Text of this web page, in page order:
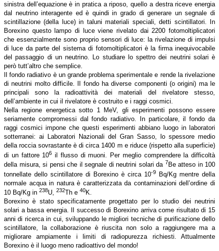
sinistra dell’equazione è in pratica a riposo, quello a destra riceve energia
dal neutrino interagente ed è quindi in grado di generare un segnale di
scintillazione (della luce) in taluni materiali speciali, detti scintillatori. In
Borexino questo lampo di luce viene rivelato dai 2200 fotomoltiplicatori
che essenzialmente sono proprio sensori di luce: la rivelazione di impulsi
di luce da parte del sistema di fotomoltiplicatori è la firma inequivocabile
del passaggio di un neutrino. Lo studiare lo spettro dei neutrini solari è
però tutt’altro che semplice.
Il fondo radiativo è un grande problema sperimentale e rende la rivelazione
di neutrini molto difficile. Il fondo ha diverse componenti (o origini) ma le
principali sono la radioattività dei materiali del rivelatore stesso,
dell’ambiente in cui il rivelatore è costruito e i raggi cosmici.
Nella regione energetica sotto 1 MeV, gli esperimenti possono essere
seriamente compromessi dal fondo radiativo. In particolare, il fondo da
raggi cosmici impone che questi esperimenti abbiano luogo in laboratori
sotterranei: ai Laboratori Nazionali del Gran Sasso, lo spessore medio
della roccia sovrastante è di circa 1400 m e riduce (rispetto alla superficie)
di un fattore 106 il flusso di muoni. Per meglio comprendere la difficoltà
della misura, si pensi che il segnale di neutrini solari da 7 Be atteso in 100
tonnellate dello scintillatore di Borexino è circa 10-9 Bq/Kg mentre della
normale acqua in natura è caratterizzata da contaminazioni dell’ordine di
10 Bq/Kg in 238U, 232Th e 40K.
Borexino è stato specificatamente progettato per lo studio dei neutrini
solari a bassa energia. Il successo di Borexino arriva come risultato di 15
anni di ricerca in cui, sviluppando le migliori tecniche di purificazione dello
scintillatore, la collaborazione è riuscita non solo a raggiungere ma a
migliorare ampiamente i limiti di radiopurezza richiesti. Attualmente
Borexino è il luogo meno radioattivo del mondo!